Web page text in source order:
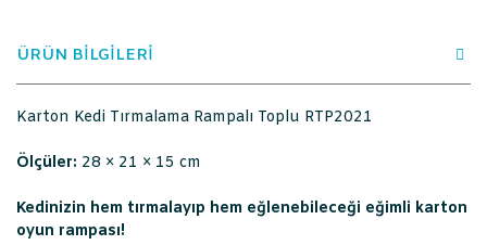
ÜRÜN BİLGİLERİ
Karton Kedi Tırmalama Rampalı Toplu RTP2021
Ölçüler: 28 × 21 × 15 cm
Kedinizin hem tırmalayıp hem eğlenebileceği eğimli karton
oyun rampası!